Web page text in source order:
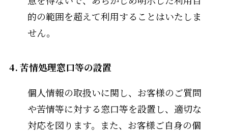
的の範囲を超えて利用することはいたしま
せん。
4. 苦情処理窓口等の設置
個人情報の取扱いに関し、お客様のご質問
や苦情等に対する窓口等を設置し、適切な
対応を図ります。また、お客様ご自身の個